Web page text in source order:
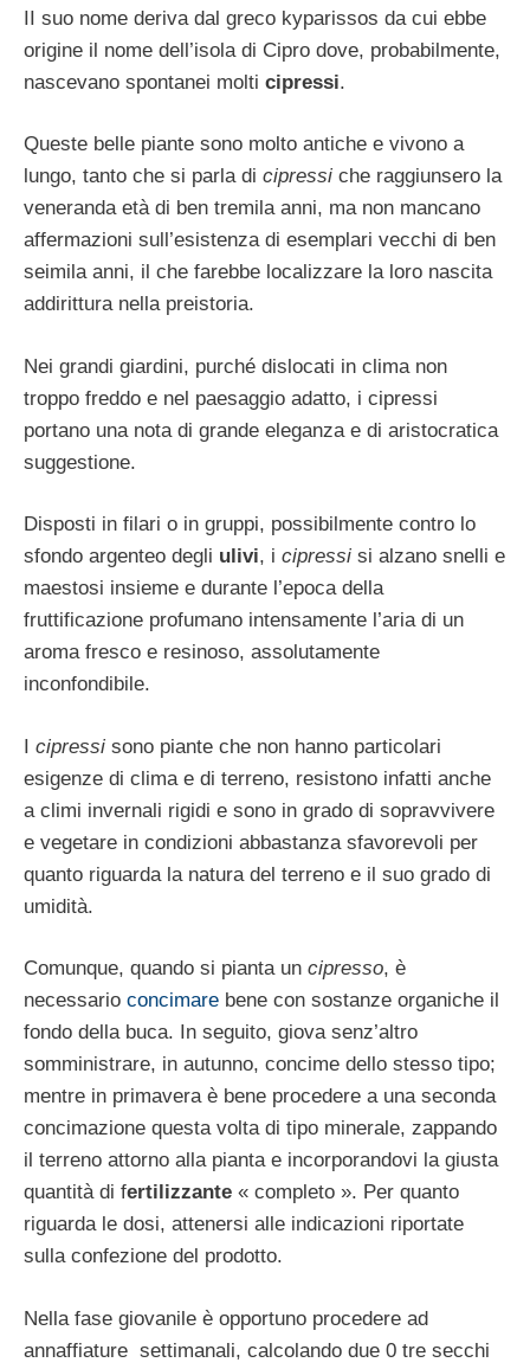
II suo nome deriva dal greco kyparissos da cui ebbe
origine il nome dell’isola di Cipro dove, probabilmente,
nascevano spontanei molti cipressi.
Queste belle piante sono molto antiche e vivono a
lungo, tanto che si parla di cipressi che raggiunsero la
veneranda età di ben tre­mila anni, ma non mancano
affermazioni sull’esistenza di esemplari vecchi di ben
sei­mila anni, il che farebbe localizzare la loro nascita
addirittura nella preistoria.
Nei grandi giardini, purché dislocati in cli­ma non
troppo freddo e nel paesaggio adat­to, i cipressi
portano una nota di grande eleganza e di aristocratica
suggestione.
Disposti in filari o in gruppi, possibilmente contro lo
sfondo argenteo degli ulivi, i cipressi si alzano snelli e
maestosi insieme e durante l’epoca della
fruttificazione pro­fumano intensamente l’aria di un
aroma fre­sco e resinoso, assolutamente
inconfondibile.
I cipressi sono piante che non hanno parti­colari
esigenze di clima e di terreno, resisto­no infatti anche
a climi invernali rigidi e so­no in grado di sopravvivere
e vegetare in condizioni abbastanza sfavorevoli per
quan­to riguarda la natura del terreno e il suo grado di
umidità.
Comunque, quando si pianta un cipresso, è
necessario concimare bene con sostanze or­ganiche il
fondo della buca. In seguito, gio­va senz’altro
somministrare, in autunno, con­cime dello stesso tipo;
mentre in primavera è bene procedere a una seconda
concima­zione questa volta di tipo minerale, zap­pando
il terreno attorno alla pianta e incor­porandovi la giusta
quantità di fertilizzante « completo ». Per quanto
riguarda le dosi, attenersi alle indicazioni riportate
sulla confezione del prodotto.
Nella fase giovanile è opportuno procedere ad
annaffiature settimanali, calcolando due 0 tre secchi